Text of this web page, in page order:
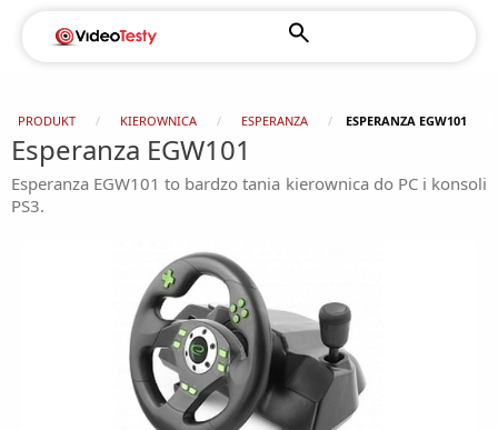
PRODUKT KIEROWNICA ESPERANZA ESPERANZA EGW101
Esperanza EGW101
Esperanza EGW101 to bardzo tania kierownica do PC i konsoli
PS3.